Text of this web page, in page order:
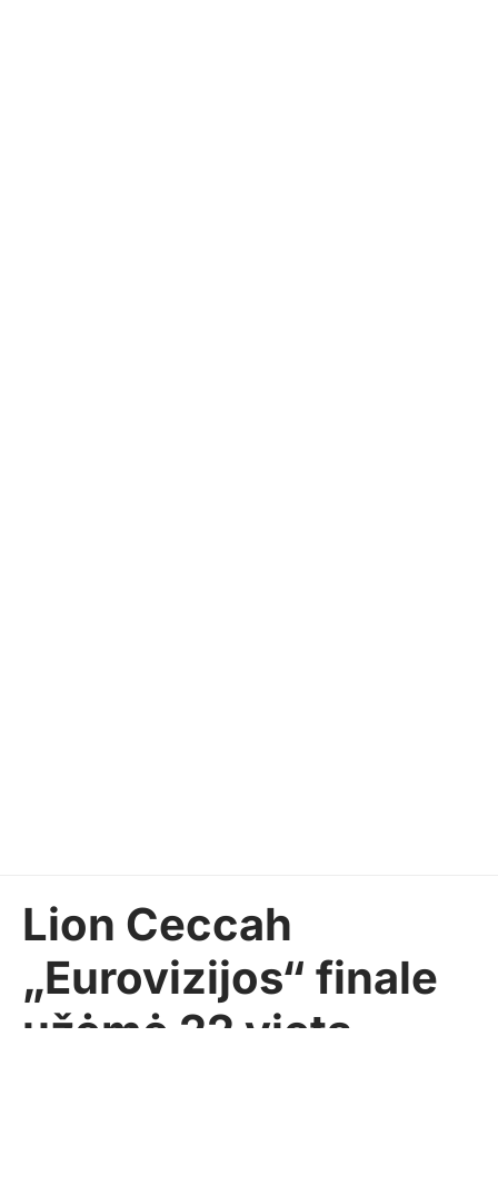
Lion Ceccah
„Eurovizijos“ finale
užėmė 22 vietą